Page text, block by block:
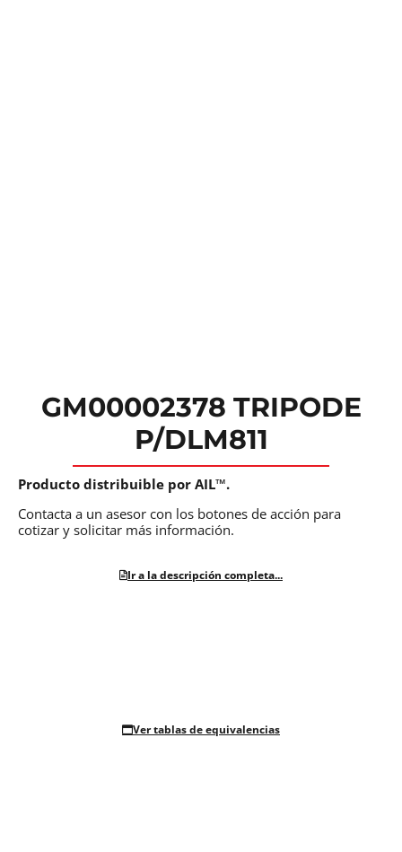
GM00002378 TRIPODE
P/DLM811
Producto distribuible por AIL™.
Contacta a un asesor con los botones de acción para
cotizar y solicitar más información.
Ir a la descripción completa...
Ver tablas de equivalencias